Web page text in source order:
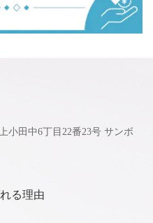
小田中6丁目22番23号 サンボ
る理由